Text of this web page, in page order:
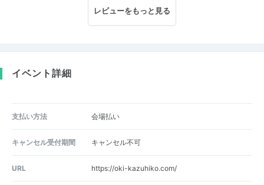
レビューをもっと見る
イベント詳細
支払い方法 会場払い
キャンセル受付期間 キャンセル不可
URL https://oki-kazuhiko.com/